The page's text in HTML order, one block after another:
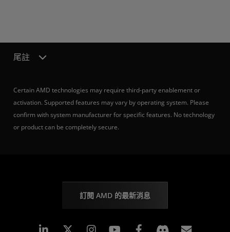
尾註
Certain AMD technologies may require third-party enablement or
activation. Supported features may vary by operating system. Please
confirm with system manufacturer for specific features. No technology
or product can be completely secure.
訂閱 AMD 的最新消息
Linkedin Instagram Facebook